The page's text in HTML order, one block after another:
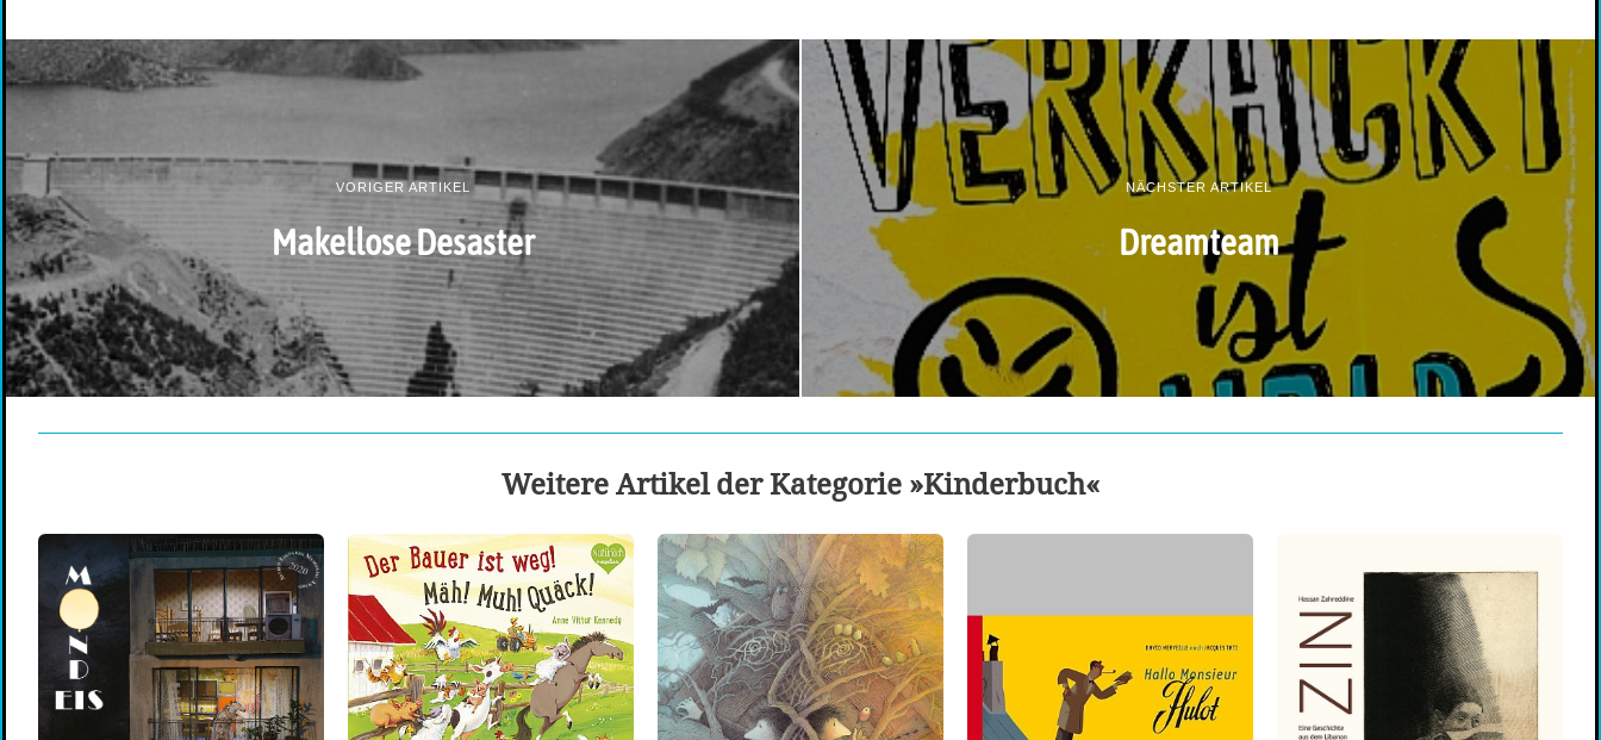
VORIGER ARTIKEL
Makellose Desaster
NÄCHSTER ARTIKEL
Dreamteam
Weitere Artikel der Kategorie »Kinderbuch«